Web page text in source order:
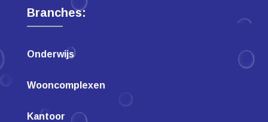
Branches:
Onderwijs
Wooncomplexen
Kantoor